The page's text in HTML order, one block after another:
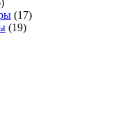
(17)
(19)